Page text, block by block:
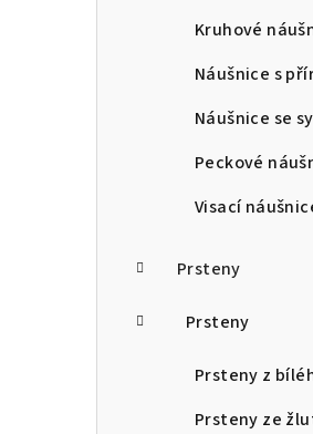
Kruhové
Náušnice s
Náušnice se
Peckové
Visací
Prsteny
Prsteny
Prsteny z
Prsteny ze